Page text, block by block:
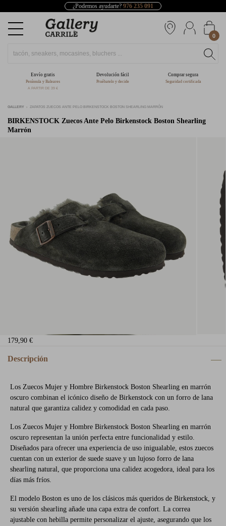
¿Podemos ayudarte? 976 235 091
0
Envío gratis
Península y Baleares
A PARTIR DE 39 €
Devolución fácil
Pruébatelo y decide
Comprar segura
Seguridad certificada
GALLERY ZAPATOS ZUECOS ANTE PELO BIRKENSTOCK BOSTON SHEARLING MARRÓN
BIRKENSTOCK Zuecos Ante Pelo Birkenstock Boston Shearling
Marrón
179,90 €
Descripción
Los Zuecos Mujer y Hombre Birkenstock Boston Shearling en marrón
oscuro combinan el icónico diseño de Birkenstock con un forro de lana
natural que garantiza calidez y comodidad en cada paso.
Los Zuecos Mujer y Hombre Birkenstock Boston Shearling en marrón
oscuro representan la unión perfecta entre funcionalidad y estilo.
Diseñados para ofrecer una experiencia de uso inigualable, estos zuecos
cuentan con un exterior de suede suave y un lujoso forro de lana
shearling natural, que proporciona una calidez acogedora, ideal para los
días más fríos.
El modelo Boston es uno de los clásicos más queridos de Birkenstock, y
su versión shearling añade una capa extra de confort. La correa
ajustable con hebilla permite personalizar el ajuste, asegurando que los